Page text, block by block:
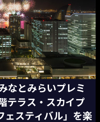
なとみらいプレミ
テラス・スカイプ
ェスティバル」を楽